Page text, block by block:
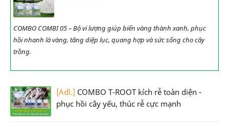
COMBO COMBI 05 – Bộ vi lượng giúp biến vàng thành xanh, phục
hồi nhanh lá vàng, tăng diệp lục, quang hợp và sức sống cho cây
trồng.
[Adl.] COMBO T-ROOT kích rễ toàn diện -
phục hồi cây yếu, thúc rễ cực mạnh